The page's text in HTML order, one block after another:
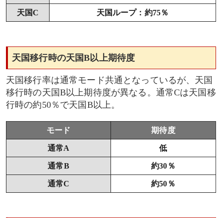
天国C 天国ループ：約75％
天国移行時の天国B以上期待度
天国移行率は通常モード共通となっているが、天国
移行時の天国B以上期待度が異なる。通常Cは天国移
行時の約50％で天国B以上。
モード 期待度
通常A 低
通常B 約30％
通常C 約50％